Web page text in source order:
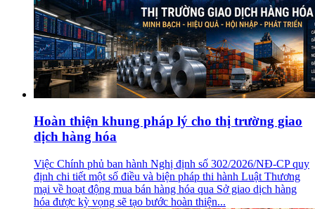
Hoàn thiện khung pháp lý cho thị trường giao
dịch hàng hóa
Việc Chính phủ ban hành Nghị định số 302/2026/NĐ-CP quy
định chi tiết một số điều và biện pháp thi hành Luật Thương
mại về hoạt động mua bán hàng hóa qua Sở giao dịch hàng
hóa được kỳ vọng sẽ tạo bước hoàn thiện...